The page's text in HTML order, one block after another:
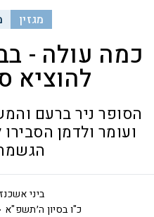
מגזין
כמה עולה -
להוציא
הסופר ניר ברעם
ועומר ולדמן
ביני
כ"ו בסיון ה׳תשפ"א